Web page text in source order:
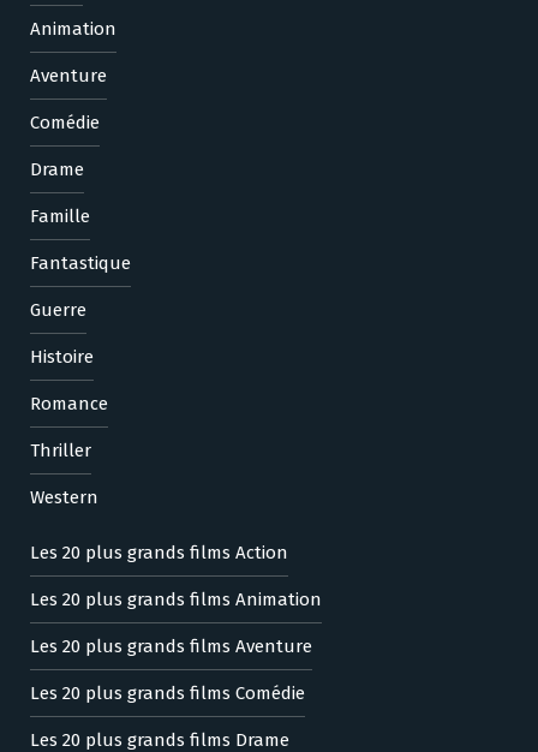
Animation
Aventure
Comédie
Drame
Famille
Fantastique
Guerre
Histoire
Romance
Thriller
Western
Les 20 plus grands films Action
Les 20 plus grands films Animation
Les 20 plus grands films Aventure
Les 20 plus grands films Comédie
Les 20 plus grands films Drame